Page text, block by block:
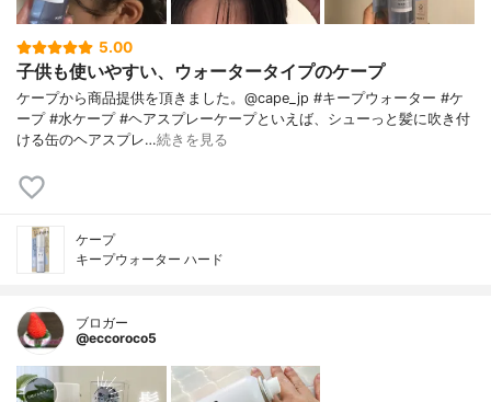
5.00
子供も使いやすい、ウォータータイプのケープ
ケープから商品提供を頂きました。@cape_jp #キープウォーター #ケ
ープ #水ケープ #ヘアスプレーケープといえば、シューっと髪に吹き付
ける缶のヘアスプレ…続きを見る
ケープ
キープウォーター ハード
ブロガー
@eccoroco5